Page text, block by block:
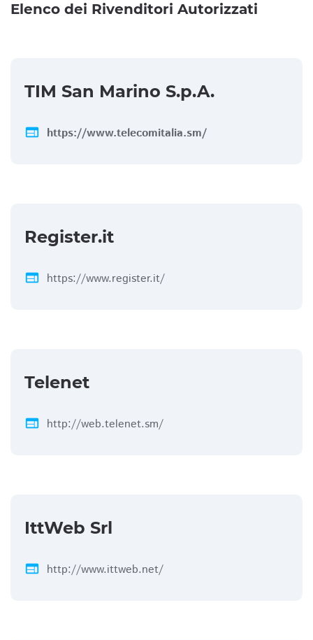
Elenco dei Rivenditori Autorizzati
TIM San Marino S.p.A.
web https://www.telecomitalia.sm/
Register.it
web https://www.register.it/
Telenet
web http://web.telenet.sm/
IttWeb Srl
web http://www.ittweb.net/